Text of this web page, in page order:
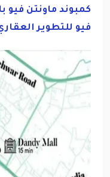
فيو للتطوير